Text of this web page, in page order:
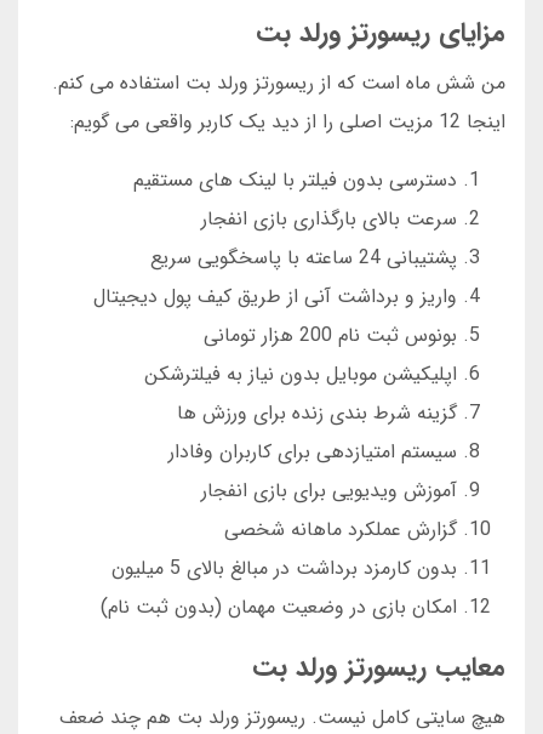
مزایای ریسورتز ورلد بت
من شش ماه است که از ریسورتز ورلد بت استفاده می کنم.
اینجا 12 مزیت اصلی را از دید یک کاربر واقعی می گویم:
دسترسی بدون فیلتر با لینک های مستقیم
سرعت بالای بارگذاری بازی انفجار
پشتیبانی 24 ساعته با پاسخگویی سریع
واریز و برداشت آنی از طریق کیف پول دیجیتال
بونوس ثبت نام 200 هزار تومانی
اپلیکیشن موبایل بدون نیاز به فیلترشکن
گزینه شرط بندی زنده برای ورزش ها
سیستم امتیازدهی برای کاربران وفادار
آموزش ویدیویی برای بازی انفجار
گزارش عملکرد ماهانه شخصی
بدون کارمزد برداشت در مبالغ بالای 5 میلیون
امکان بازی در وضعیت مهمان (بدون ثبت نام)
معایب ریسورتز ورلد بت
هیچ سایتی کامل نیست. ریسورتز ورلد بت هم چند ضعف